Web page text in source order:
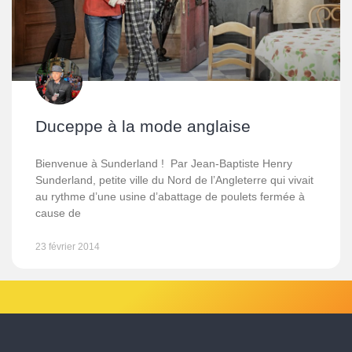
Duceppe à la mode anglaise
Bienvenue à Sunderland ! Par Jean-Baptiste Henry
Sunderland, petite ville du Nord de l’Angleterre qui vivait
au rythme d’une usine d’abattage de poulets fermée à
cause de
23 février 2014